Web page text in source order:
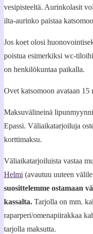
vesipisteeltä. Aurinkolasit
ilta-aurinko paistaa
Jos koet olosi
poistua esimerkiksi wc-
on henkilökuntaa paikalla.
Ovet katsomoon avataan 15
Maksuvälineinä
Epassi. Väliaikatarjoiluja
korttimaksu.
Väliaikatarjoiluista vastaa
Helmi (avautuu uuteen
suosittelemme ostamaan
kassalta. Tarjolla on mm.
raparperi/omenapiirakkaa
tarjolla maksutta.